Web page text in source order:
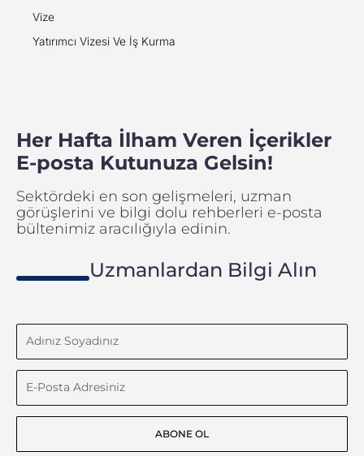
Vize
Yatırımcı Vizesi Ve İş Kurma
Her Hafta İlham Veren İçerikler
E-posta Kutunuza Gelsin!
Sektördeki en son gelişmeleri, uzman
görüşlerini ve bilgi dolu rehberleri e-posta
bültenimiz aracılığıyla edinin.
Uzmanlardan Bilgi Alın
Adınız
Soyadınız
E-
Posta
ABONE OL